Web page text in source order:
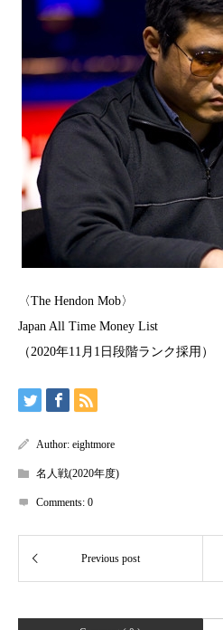
〈The Hendon Mob〉
Japan All Time Money List
（2020年11月1日段階ランク採用）
Author: eightmore
名人戦(2020年度)
Comments: 0